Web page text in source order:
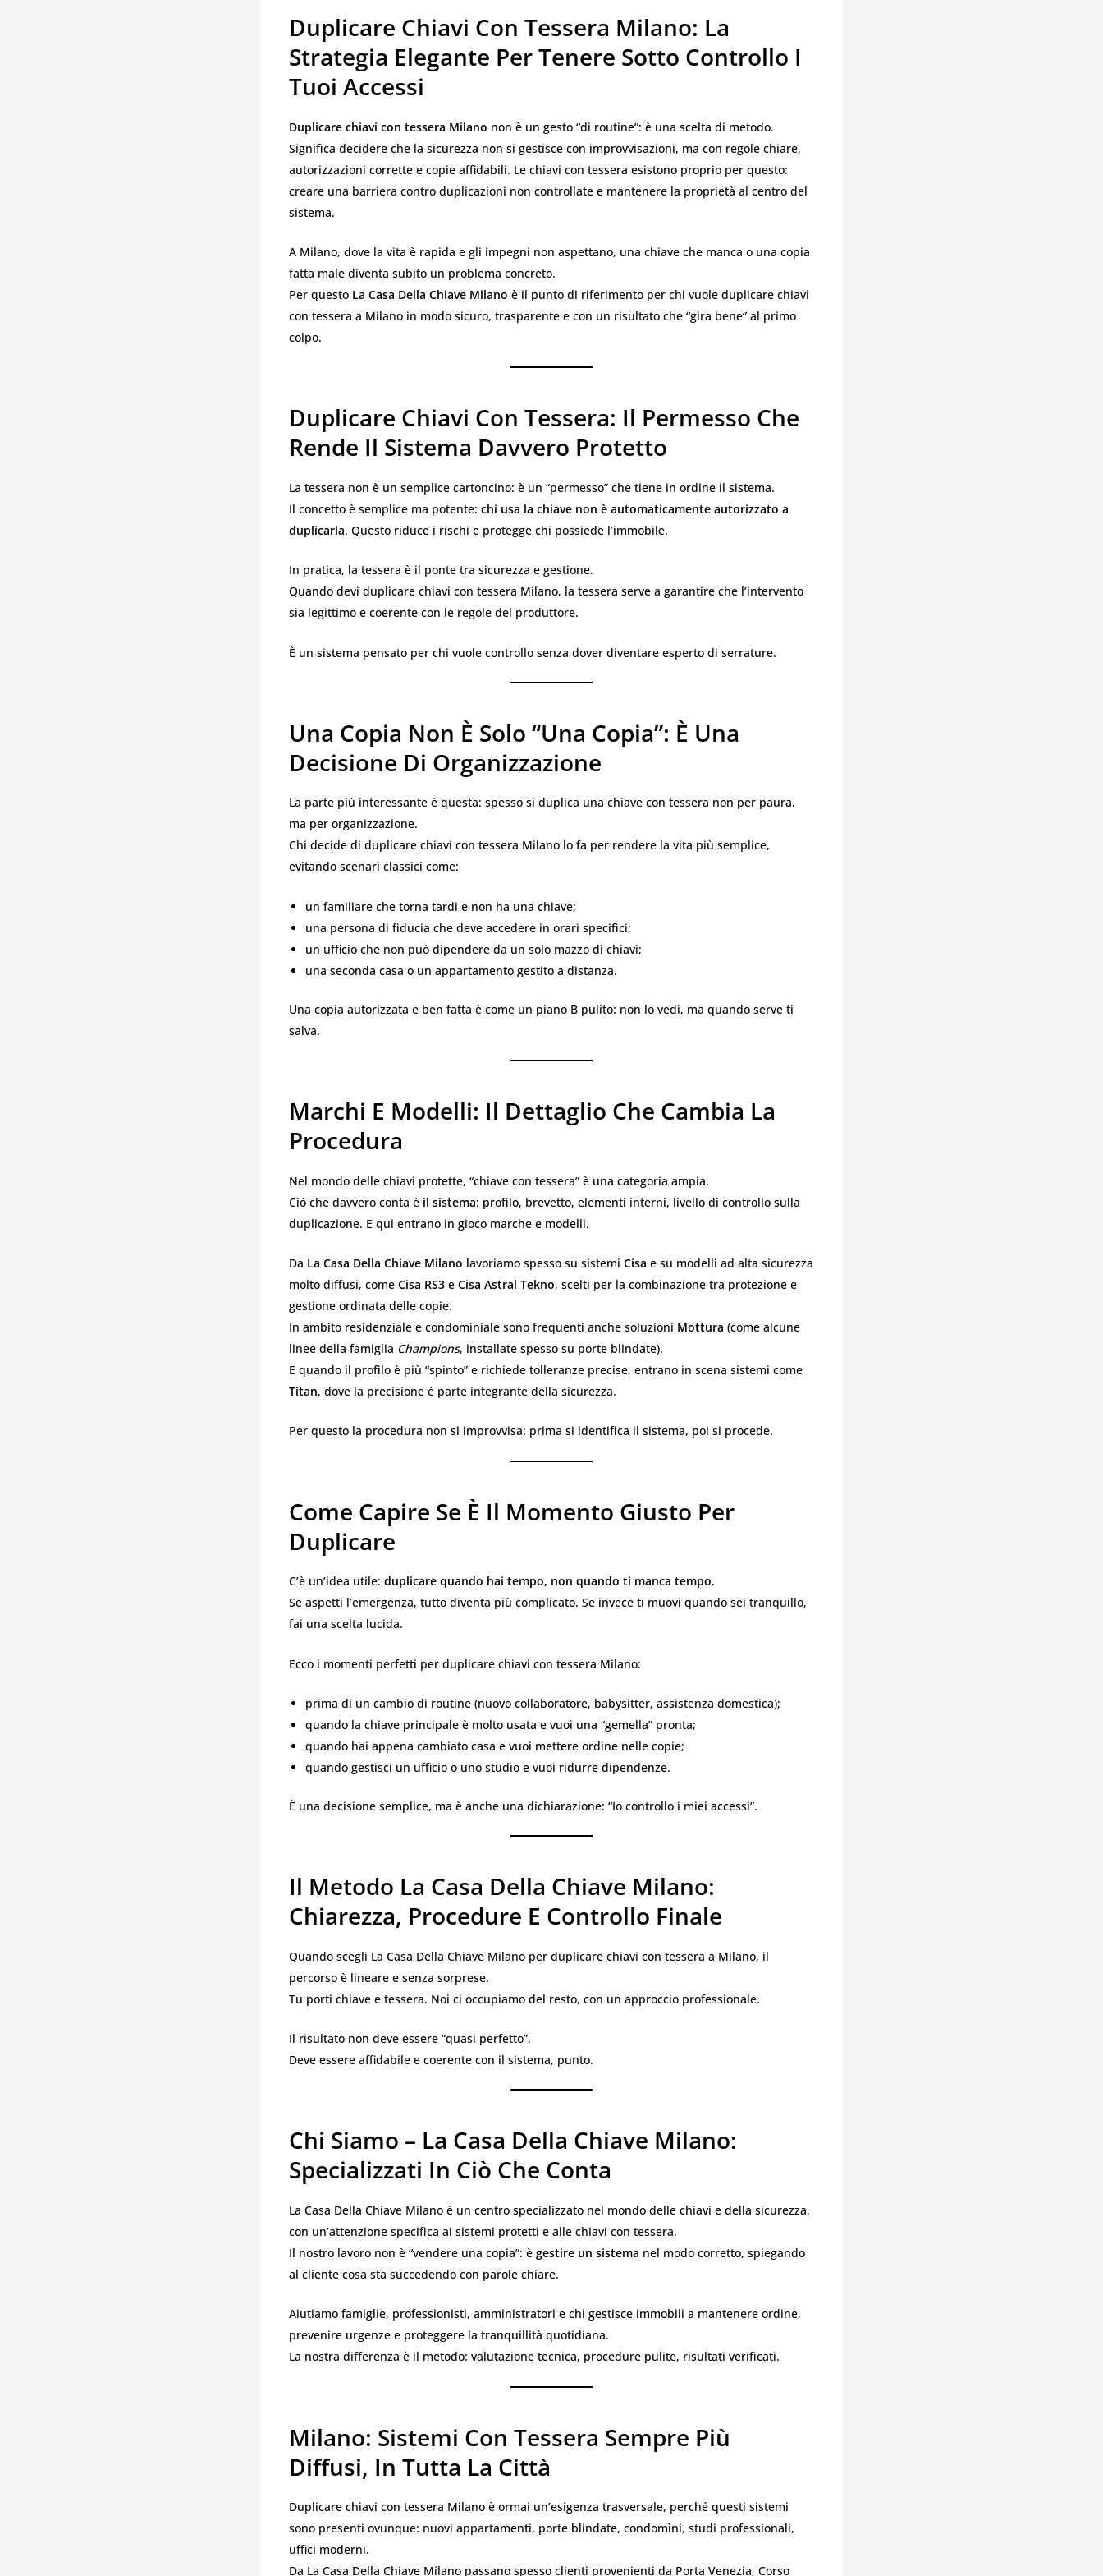
Duplicare Chiavi Con Tessera Milano: La
Strategia Elegante Per Tenere Sotto Controllo I
Tuoi Accessi
Duplicare chiavi con tessera Milano non è un gesto “di routine”: è una scelta di metodo.
Significa decidere che la sicurezza non si gestisce con improvvisazioni, ma con regole chiare,
autorizzazioni corrette e copie affidabili. Le chiavi con tessera esistono proprio per questo:
creare una barriera contro duplicazioni non controllate e mantenere la proprietà al centro del
sistema.
A Milano, dove la vita è rapida e gli impegni non aspettano, una chiave che manca o una copia
fatta male diventa subito un problema concreto.
Per questo La Casa Della Chiave Milano è il punto di riferimento per chi vuole duplicare chiavi
con tessera a Milano in modo sicuro, trasparente e con un risultato che “gira bene” al primo
colpo.
Duplicare Chiavi Con Tessera: Il Permesso Che
Rende Il Sistema Davvero Protetto
La tessera non è un semplice cartoncino: è un “permesso” che tiene in ordine il sistema.
Il concetto è semplice ma potente: chi usa la chiave non è automaticamente autorizzato a
duplicarla. Questo riduce i rischi e protegge chi possiede l’immobile.
In pratica, la tessera è il ponte tra sicurezza e gestione.
Quando devi duplicare chiavi con tessera Milano, la tessera serve a garantire che l’intervento
sia legittimo e coerente con le regole del produttore.
È un sistema pensato per chi vuole controllo senza dover diventare esperto di serrature.
Una Copia Non È Solo “una Copia”: È Una
Decisione Di Organizzazione
La parte più interessante è questa: spesso si duplica una chiave con tessera non per paura,
ma per organizzazione.
Chi decide di duplicare chiavi con tessera Milano lo fa per rendere la vita più semplice,
evitando scenari classici come:
un familiare che torna tardi e non ha una chiave;
una persona di fiducia che deve accedere in orari specifici;
un ufficio che non può dipendere da un solo mazzo di chiavi;
una seconda casa o un appartamento gestito a distanza.
Una copia autorizzata e ben fatta è come un piano B pulito: non lo vedi, ma quando serve ti
salva.
Marchi E Modelli: Il Dettaglio Che Cambia La
Procedura
Nel mondo delle chiavi protette, “chiave con tessera” è una categoria ampia.
Ciò che davvero conta è il sistema: profilo, brevetto, elementi interni, livello di controllo sulla
duplicazione. E qui entrano in gioco marche e modelli.
Da La Casa Della Chiave Milano lavoriamo spesso su sistemi Cisa e su modelli ad alta sicurezza
molto diffusi, come Cisa RS3 e Cisa Astral Tekno, scelti per la combinazione tra protezione e
gestione ordinata delle copie.
In ambito residenziale e condominiale sono frequenti anche soluzioni Mottura (come alcune
linee della famiglia Champions, installate spesso su porte blindate).
E quando il profilo è più “spinto” e richiede tolleranze precise, entrano in scena sistemi come
Titan, dove la precisione è parte integrante della sicurezza.
Per questo la procedura non si improvvisa: prima si identifica il sistema, poi si procede.
Come Capire Se È Il Momento Giusto Per
Duplicare
C’è un’idea utile: duplicare quando hai tempo, non quando ti manca tempo.
Se aspetti l’emergenza, tutto diventa più complicato. Se invece ti muovi quando sei tranquillo,
fai una scelta lucida.
Ecco i momenti perfetti per duplicare chiavi con tessera Milano:
prima di un cambio di routine (nuovo collaboratore, babysitter, assistenza domestica);
quando la chiave principale è molto usata e vuoi una “gemella” pronta;
quando hai appena cambiato casa e vuoi mettere ordine nelle copie;
quando gestisci un ufficio o uno studio e vuoi ridurre dipendenze.
È una decisione semplice, ma è anche una dichiarazione: “Io controllo i miei accessi”.
Il Metodo La Casa Della Chiave Milano:
Chiarezza, Procedure E Controllo Finale
Quando scegli La Casa Della Chiave Milano per duplicare chiavi con tessera a Milano, il
percorso è lineare e senza sorprese.
Tu porti chiave e tessera. Noi ci occupiamo del resto, con un approccio professionale.
Il risultato non deve essere “quasi perfetto”.
Deve essere affidabile e coerente con il sistema, punto.
Chi Siamo – La Casa Della Chiave Milano:
Specializzati In Ciò Che Conta
La Casa Della Chiave Milano è un centro specializzato nel mondo delle chiavi e della sicurezza,
con un’attenzione specifica ai sistemi protetti e alle chiavi con tessera.
Il nostro lavoro non è “vendere una copia”: è gestire un sistema nel modo corretto, spiegando
al cliente cosa sta succedendo con parole chiare.
Aiutiamo famiglie, professionisti, amministratori e chi gestisce immobili a mantenere ordine,
prevenire urgenze e proteggere la tranquillità quotidiana.
La nostra differenza è il metodo: valutazione tecnica, procedure pulite, risultati verificati.
Milano: Sistemi Con Tessera Sempre Più
Diffusi, In Tutta La Città
Duplicare chiavi con tessera Milano è ormai un’esigenza trasversale, perché questi sistemi
sono presenti ovunque: nuovi appartamenti, porte blindate, condomìni, studi professionali,
uffici moderni.
Da La Casa Della Chiave Milano passano spesso clienti provenienti da Porta Venezia, Corso